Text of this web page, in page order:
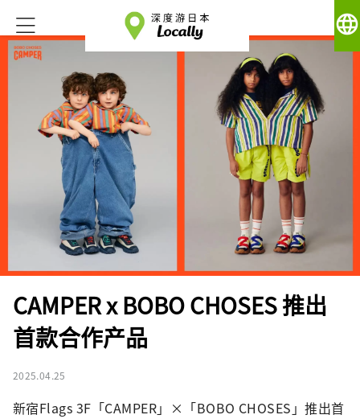
language
CAMPER x BOBO CHOSES 推出
首款合作产品
2025.04.25
新宿Flags 3F「CAMPER」×「BOBO CHOSES」推出首